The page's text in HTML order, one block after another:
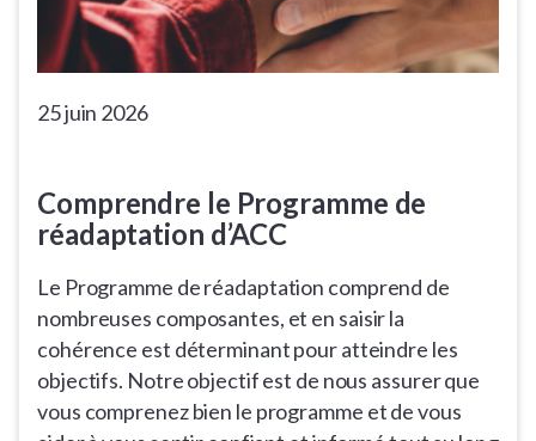
25 juin 2026
Comprendre le Programme de
réadaptation d’ACC
Le Programme de réadaptation comprend de
nombreuses composantes, et en saisir la
cohérence est déterminant pour atteindre les
objectifs. Notre objectif est de nous assurer que
vous comprenez bien le programme et de vous